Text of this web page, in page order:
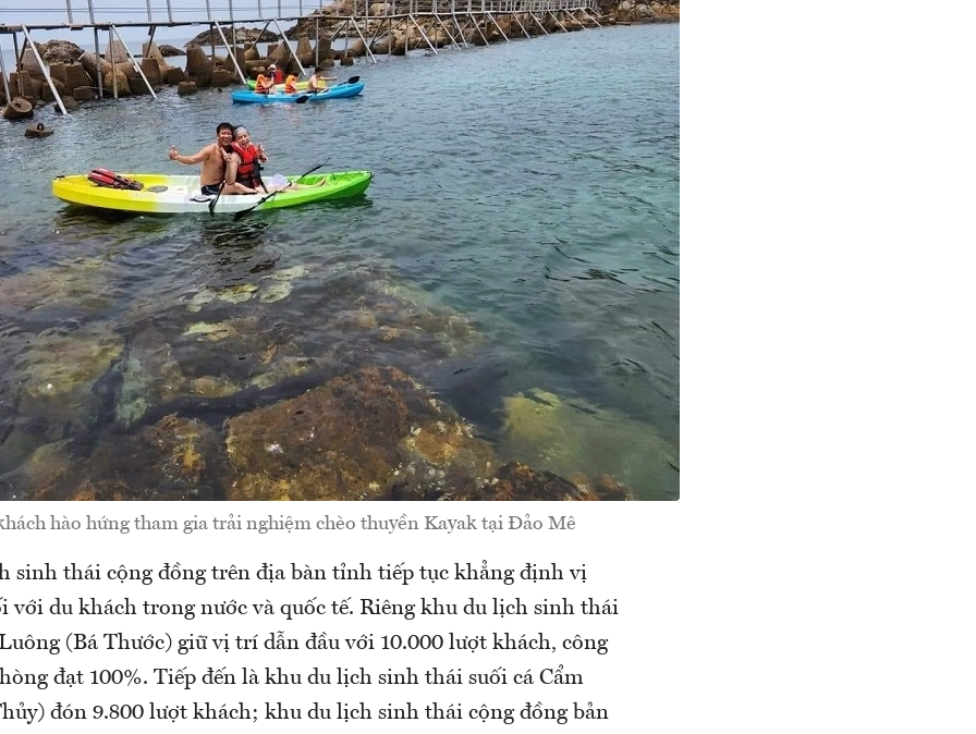
hào hứng tham gia trải nghiệm chèo thuyền Kayak tại Đảo Mê
sinh thái cộng đồng trên địa bàn tỉnh tiếp tục khẳng định vị
với du khách trong nước và quốc tế. Riêng khu du lịch sinh thái
(Bá Thước) giữ vị trí dẫn đầu với 10.000 lượt khách, công
đạt 100%. Tiếp đến là khu du lịch sinh thái suối cá Cẩm
đón 9.800 lượt khách; khu du lịch sinh thái cộng đồng bản